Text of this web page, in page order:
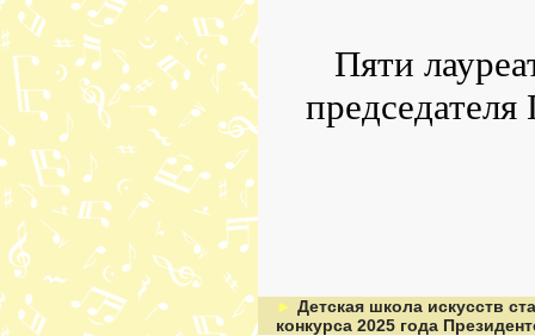
Пяти
► Детская школа искусств
конкурса 2025 года